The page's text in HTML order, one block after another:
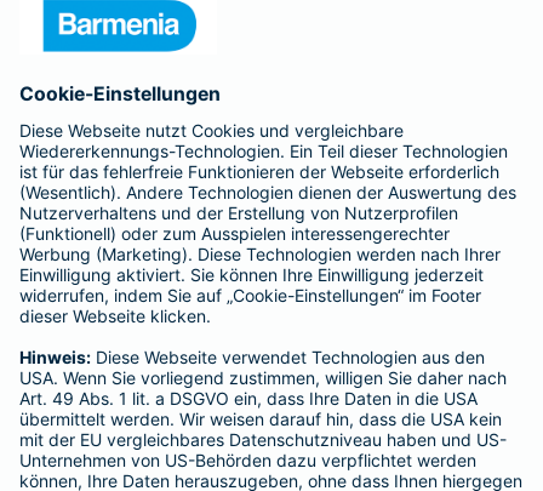
Barmenia ist Teil der BarmeniaGothaer
BELIEBTE SEITEN
Kranken-Zusatzversicherung
Tierversicherungen
Haftpflichtversicherung
Hausratversicherung
Adresse ändern
Schaden melden
Kilometerstandsmeldung
Serviceübersicht